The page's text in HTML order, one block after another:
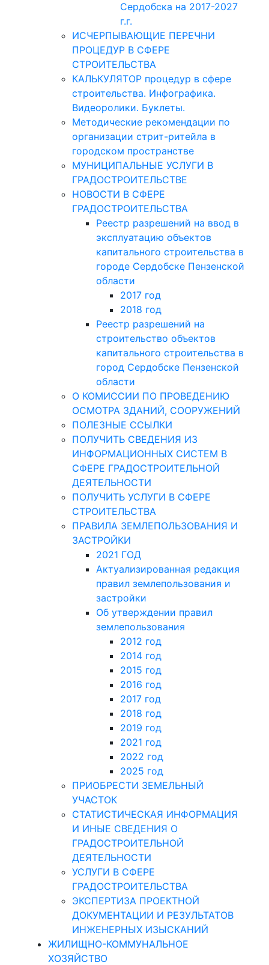
Сердобска на 2017-2027
г.г.
ИСЧЕРПЫВАЮЩИЕ ПЕРЕЧНИ
ПРОЦЕДУР В СФЕРЕ
СТРОИТЕЛЬСТВА
КАЛЬКУЛЯТОР процедур в сфере
строительства. Инфографика.
Видеоролики. Буклеты.
Методические рекомендации по
организации стрит-ритейла в
городском пространстве
МУНИЦИПАЛЬНЫЕ УСЛУГИ В
ГРАДОСТРОИТЕЛЬСТВЕ
НОВОСТИ В СФЕРЕ
ГРАДОСТРОИТЕЛЬСТВА
Реестр разрешений на ввод в
эксплуатацию объектов
капитального строительства в
городе Сердобске Пензенской
области
2017 год
2018 год
Реестр разрешений на
строительство объектов
капитального строительства в
город Сердобске Пензенской
области
О КОМИССИИ ПО ПРОВЕДЕНИЮ
ОСМОТРА ЗДАНИЙ, СООРУЖЕНИЙ
ПОЛЕЗНЫЕ ССЫЛКИ
ПОЛУЧИТЬ СВЕДЕНИЯ ИЗ
ИНФОРМАЦИОННЫХ СИСТЕМ В
СФЕРЕ ГРАДОСТРОИТЕЛЬНОЙ
ДЕЯТЕЛЬНОСТИ
ПОЛУЧИТЬ УСЛУГИ В СФЕРЕ
СТРОИТЕЛЬСТВА
ПРАВИЛА ЗЕМЛЕПОЛЬЗОВАНИЯ И
ЗАСТРОЙКИ
2021 ГОД
Актуализированная редакция
правил землепользования и
застройки
Об утверждении правил
землепользования
2012 год
2014 год
2015 год
2016 год
2017 год
2018 год
2019 год
2021 год
2022 год
2025 год
ПРИОБРЕСТИ ЗЕМЕЛЬНЫЙ
УЧАСТОК
СТАТИСТИЧЕСКАЯ ИНФОРМАЦИЯ
И ИНЫЕ СВЕДЕНИЯ О
ГРАДОСТРОИТЕЛЬНОЙ
ДЕЯТЕЛЬНОСТИ
УСЛУГИ В СФЕРЕ
ГРАДОСТРОИТЕЛЬСТВА
ЭКСПЕРТИЗА ПРОЕКТНОЙ
ДОКУМЕНТАЦИИ И РЕЗУЛЬТАТОВ
ИНЖЕНЕРНЫХ ИЗЫСКАНИЙ
ЖИЛИЩНО-КОММУНАЛЬНОЕ
ХОЗЯЙСТВО